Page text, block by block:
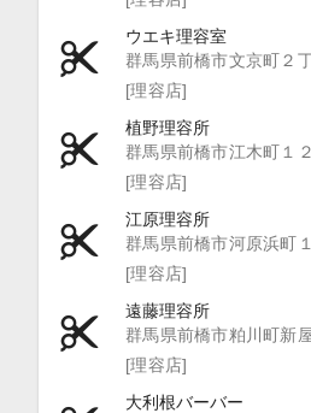
ウエキ理容室
群馬県前橋市文京町２
[理容店]
植野理容所
群馬県前橋市江木町１
[理容店]
江原理容所
群馬県前橋市河原浜町
[理容店]
遠藤理容所
群馬県前橋市粕川町新
[理容店]
大利根バーバー